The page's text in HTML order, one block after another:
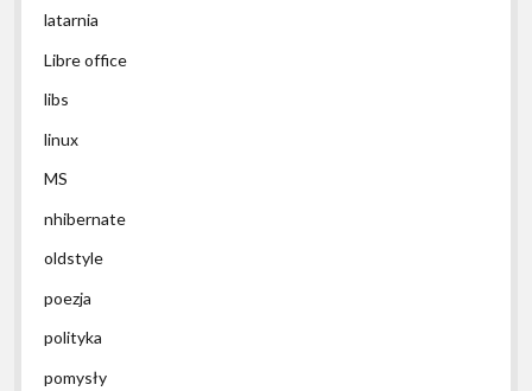
latarnia
Libre office
libs
linux
MS
nhibernate
oldstyle
poezja
polityka
pomysły